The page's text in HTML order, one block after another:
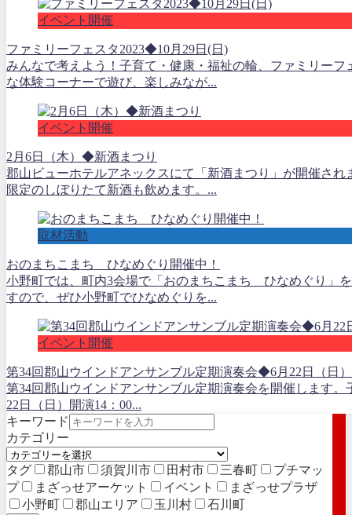
イベント開催
ファミリーフェスタ2023◆10月29日(日)
みんなで考えよう！子育て・健康・福祉の輪、ファミリー
な体験コーナーで遊び、楽しみなが...
イベント開催
2月6日（木）◆新酒まつり
郡山ビューホテルアネックスにて「新酒まつり」が開催さ
限定のしぼりたて新酒も飲めます。...
取材活動
おのまちこまち ひなめぐり開催中！
小野町では、町内3会場で「おのまちこまち ひなめぐり」
すので、ぜひ小野町でひなめぐりを...
イベント開催
第34回郡山ウインドアンサンブル定期演奏会◆6月22日（日）
第34回郡山ウインドアンサンブル定期演奏会を開催します
22日（日）開演14：00...
キーワード
カテゴリー
タグ 郡山市 須賀川市 田村市 三春町
プチマッ
プ
まざっせアーケット イベント
まざっせプラザ
小野町
郡山エリア 玉川村 石川町